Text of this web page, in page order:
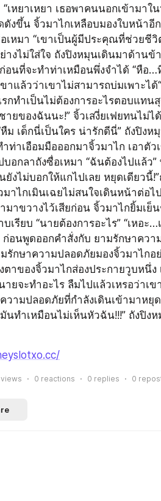
เหยาเหยา เธอพาคนนอกเข้ามาใ
งขึ้น จิ้วมาไกเหลือบมองใบหน้า
เหมา “เขาเป็นผู้มีประคุณที่ช่วยชี
งไม่ใส่ใจ ถังปิงหมุนเดินมาด้านข้
อนที่จะทำท่าเหมือนพึ่งจำได้ “หือ…
าแล้วว่าเขาไม่สามารถบ่มเพาะไ
กทำเป็นไม่ต้องการอะไรตอบแทน
ยของฉันนะ!” จิ้วเสงี่ยเฟยทนไม่ไ
ม เด็กนี่เป็นใคร น่ารักดีนี่” ถังปิงห
ท่าเอือมมือออกมาจิ้วมาไก เอาตัว
อกลาถังซื่อเหมา “ฉันต้องไปแล้ว
ยังไม่บอกให้แกไปเลย หยุดเดียวนี้
มาไกเมินเฉยไม่สนใจเดินหน้าต่อ
มาขวางไว้เสียก่อน จิ้วมาไกยิ้มเ
เรียบ “นายต้องการอะไร” “เหอ
อนพูดออกคำสั่งกับ ยามรักษาคว
รักษาความปลอดภัยมองจิ้วมาไกอ
ตาของจิ้วมาไกส่องประกายวูบหนึ่
ยจะทำอะไร ลืมไปแล้วเหรอว่าเ
ามปลอดภัยที่กำลังเดินเข้ามาหยุด
ทำเหมือนไม่เห็นหัวฉัน!!!” ถังปิง
views 0 reactions 0 replies 0